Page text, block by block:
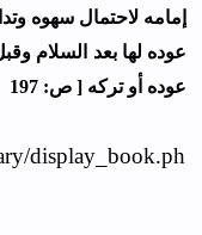
ﺇﻣﺎﻣﻪ ﻻﺣﺘﻤﺎﻝ ﺳﻬﻮﻩ
ﻋﻮﺩﻩ ﻟﻬﺎ ﺑﻌﺪ ﺍﻟﺴﻼﻡ
ﻋﻮﺩﻩ ﺃﻭ ﺗﺮﻛﻪ [ ﺹ: 197
display_book.ph